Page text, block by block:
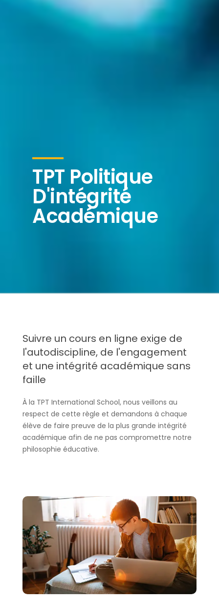
TPT Politique
D'intégrité
Académique
Suivre un cours en ligne exige de
l'autodiscipline, de l'engagement
et une intégrité académique sans
faille
À la TPT International School, nous veillons au
respect de cette règle et demandons à chaque
élève de faire preuve de la plus grande intégrité
académique afin de ne pas compromettre notre
philosophie éducative.